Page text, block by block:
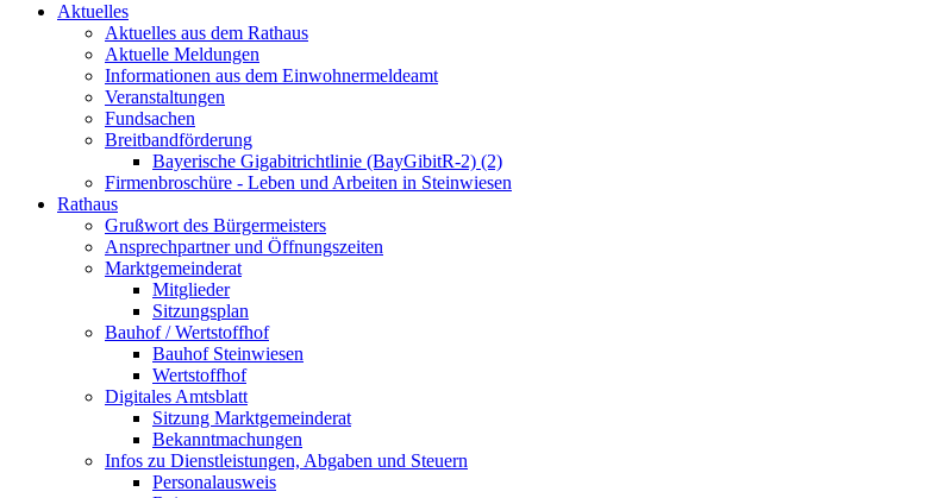
Aktuelles
Aktuelles aus dem Rathaus
Aktuelle Meldungen
Informationen aus dem Einwohnermeldeamt
Veranstaltungen
Fundsachen
Breitbandförderung
Bayerische Gigabitrichtlinie (BayGibitR-2) (2)
Firmenbroschüre - Leben und Arbeiten in Steinwiesen
Rathaus
Grußwort des Bürgermeisters
Ansprechpartner und Öffnungszeiten
Marktgemeinderat
Mitglieder
Sitzungsplan
Bauhof / Wertstoffhof
Bauhof Steinwiesen
Wertstoffhof
Digitales Amtsblatt
Sitzung Marktgemeinderat
Bekanntmachungen
Infos zu Dienstleistungen, Abgaben und Steuern
Personalausweis